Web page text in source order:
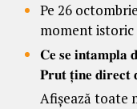
Pe 26
moment istoric
𝐂𝐞 𝐬𝐞 𝐢𝐧𝐭𝐚𝐦𝐩𝐥𝐚
𝐏𝐫𝐮𝐭 𝐭̦𝐢𝐧𝐞
Afișează toate